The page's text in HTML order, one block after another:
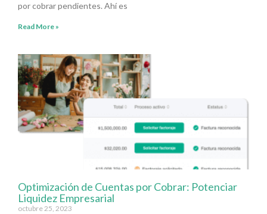
por cobrar pendientes. Ahí es
Read More »
Optimización de Cuentas por Cobrar: Potenciar
Liquidez Empresarial
octubre 25, 2023